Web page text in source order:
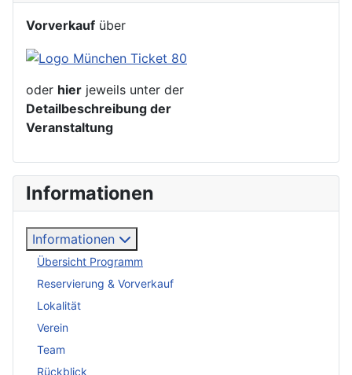
Vorverkauf über
oder hier jeweils unter der
Detailbeschreibung der
Veranstaltung
Informationen
Informationen
Übersicht Programm
Reservierung & Vorverkauf
Lokalität
Verein
Team
Rückblick